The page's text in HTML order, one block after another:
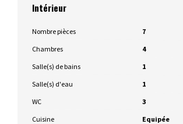
Intérieur
Nombre pièces
7
Chambres
4
Salle(s) de bains
1
Salle(s) d'eau
1
WC
3
Cuisine
Equipée